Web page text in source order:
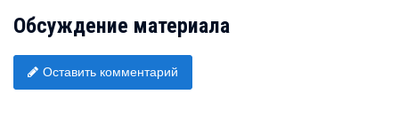
Обсуждение материала
Оставить комментарий